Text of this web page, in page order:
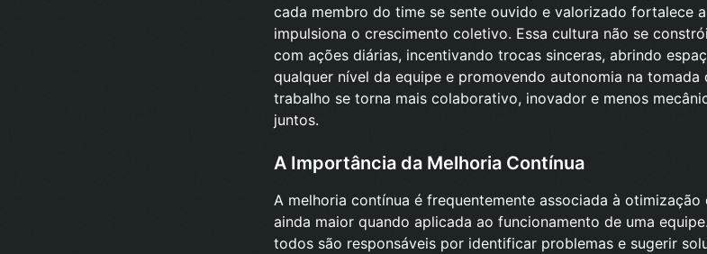
cada membro do time se sente ouvido e valorizado fortalece
impulsiona o crescimento coletivo. Essa cultura não se
com ações diárias, incentivando trocas sinceras, abrindo
qualquer nível da equipe e promovendo autonomia na tomada
trabalho se torna mais colaborativo, inovador e menos
juntos.
A Importância da Melhoria Contínua
A melhoria contínua é frequentemente associada à
ainda maior quando aplicada ao funcionamento de uma
todos são responsáveis por identificar problemas e sugerir